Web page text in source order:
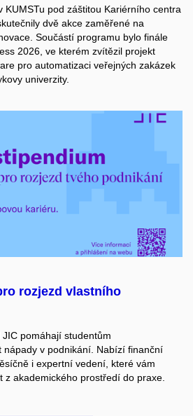
KUMSTu pod záštitou Kariérního centra
dvě akce zaměřené na
Součástí programu bylo finále
2026, ve kterém zvítězil projekt
pro automatizaci veřejných zakázek
univerzity.
rozjezd vlastního
pomáhají studentům
nápady v podnikání. Nabízí finanční
i expertní vedení, které vám
z akademického prostředí do praxe.